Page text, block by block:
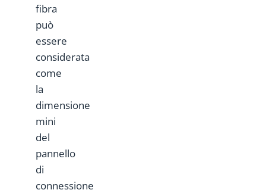
fibra
può
essere
considerata
come
la
dimensione
mini
del
pannello
di
connessione